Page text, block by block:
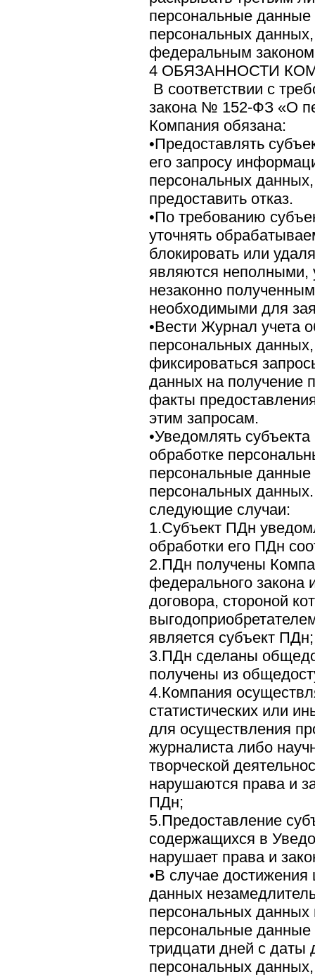
персональные данные
персональных
федеральным
4 ОБЯЗАННОСТИ
В соответствии с
закона № 152-ФЗ «О
Компания обязана:
•Предоставлять
его запросу
персональных
предоставить отказ.
•По требованию
уточнять
блокировать или
являются неполными,
незаконно
необходимыми для
•Вести Журнал учета
персональных
фиксироваться
данных на получение
факты
этим запросам.
•Уведомлять
обработке
персональные
персональных
следующие случаи:
1.Субъект ПДн
обработки его ПДн
2.ПДн получены
федерального закона
договора, стороной
является субъект ПДн;
3.ПДн сделаны
получены из
4.Компания
статистических или
для осуществления
журналиста либо
творческой
нарушаются права и
ПДн;
5.Предоставление
содержащихся в
нарушает права и
•В случае
данных
персональных данных
персональные
тридцати дней с даты
персональных